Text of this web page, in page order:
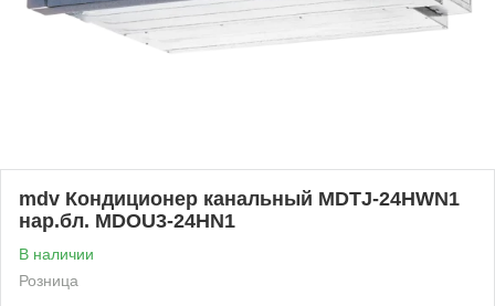
mdv Кондиционер канальный MDTJ-24HWN1
нар.бл. MDOU3-24HN1
В наличии
Розница